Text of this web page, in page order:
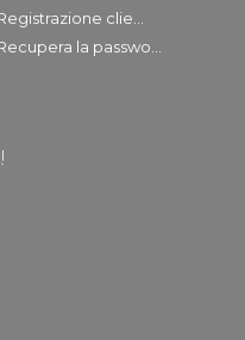
clie...
la passwo...
!